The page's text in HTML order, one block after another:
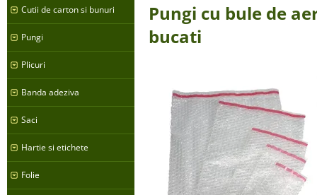
Cutii de carton si bunuri
Pungi
Plicuri
Banda adeziva
Saci
Hartie si etichete
Folie
Pungi cu bule de
bucati